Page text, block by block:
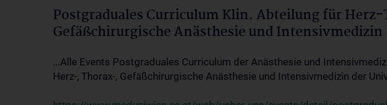
Postgraduales Curriculum Klin. Abteilung für
Gefäßchirurgische Anästhesie und
...Alle Events Postgraduales Curriculum der Anästhesie und
Herz-, Thorax-, Gefäßchirurgische Anästhesie und Intensivmedizin der